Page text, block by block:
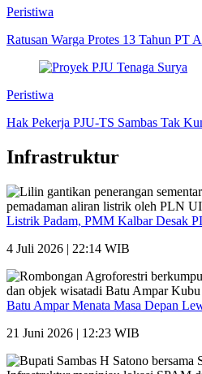
Peristiwa
Ratusan Warga Protes 13 Tahun PT
Peristiwa
Hak Pekerja PJU-TS Sambas Tak
Infrastruktur
Listrik Padam, PMM Kalbar Desak
4 Juli 2026 | 22:14 WIB
Batu Ampar Menata Masa Depan
21 Juni 2026 | 12:23 WIB